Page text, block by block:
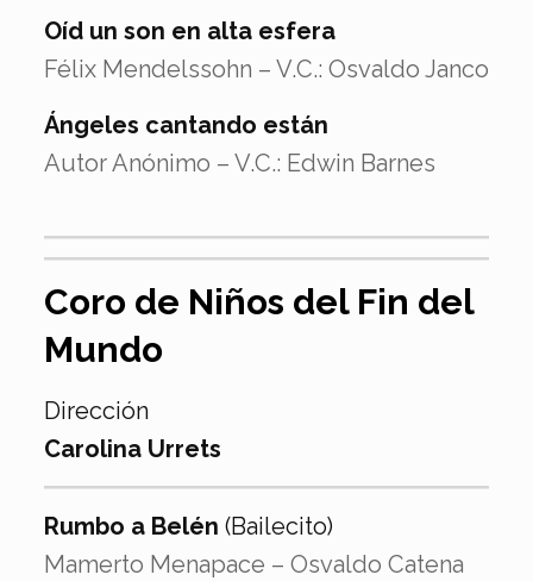
Oíd un son en alta esfera
Félix Mendelssohn – V.C.: Osvaldo Janco
Ángeles cantando están
Autor Anónimo – V.C.: Edwin Barnes
Coro de Niños del Fin del
Mundo
Dirección
Carolina Urrets
Rumbo a Belén (Bailecito)
Mamerto Menapace – Osvaldo Catena